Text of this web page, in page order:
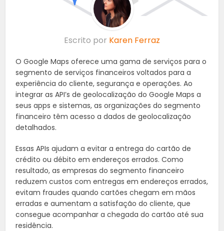
Escrito por Karen Ferraz
O Google Maps oferece uma gama de serviços para o
segmento de serviços financeiros voltados para a
experiência do cliente, segurança e operações. Ao
integrar as API’s de geolocalização do Google Maps a
seus apps e sistemas, as organizações do segmento
financeiro têm acesso a dados de geolocalização
detalhados.
Essas APIs ajudam a evitar a entrega do cartão de
crédito ou débito em endereços errados. Como
resultado, as empresas do segmento financeiro
reduzem custos com entregas em endereços errados,
evitam fraudes quando cartões chegam em mãos
erradas e aumentam a satisfação do cliente, que
consegue acompanhar a chegada do cartão até sua
residência.